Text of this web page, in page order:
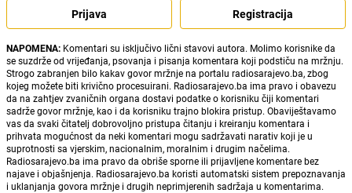
Prijava Registracija
NAPOMENA: Komentari su isključivo lični stavovi autora. Molimo korisnike da
se suzdrže od vrijeđanja, psovanja i pisanja komentara koji podstiču na mržnju.
Strogo zabranjen bilo kakav govor mržnje na portalu radiosarajevo.ba, zbog
kojeg možete biti krivično procesuirani. Radiosarajevo.ba ima pravo i obavezu
da na zahtjev zvaničnih organa dostavi podatke o korisniku čiji komentari
sadrže govor mržnje, kao i da korisniku trajno blokira pristup. Obaviještavamo
vas da svaki čitatelj dobrovoljno pristupa čitanju i kreiranju komentara i
prihvata mogućnost da neki komentari mogu sadržavati narativ koji je u
suprotnosti sa vjerskim, nacionalnim, moralnim i drugim načelima.
Radiosarajevo.ba ima pravo da obriše sporne ili prijavljene komentare bez
najave i objašnjenja. Radiosarajevo.ba koristi automatski sistem prepoznavanja
i uklanjanja govora mržnje i drugih neprimjerenih sadržaja u komentarima.